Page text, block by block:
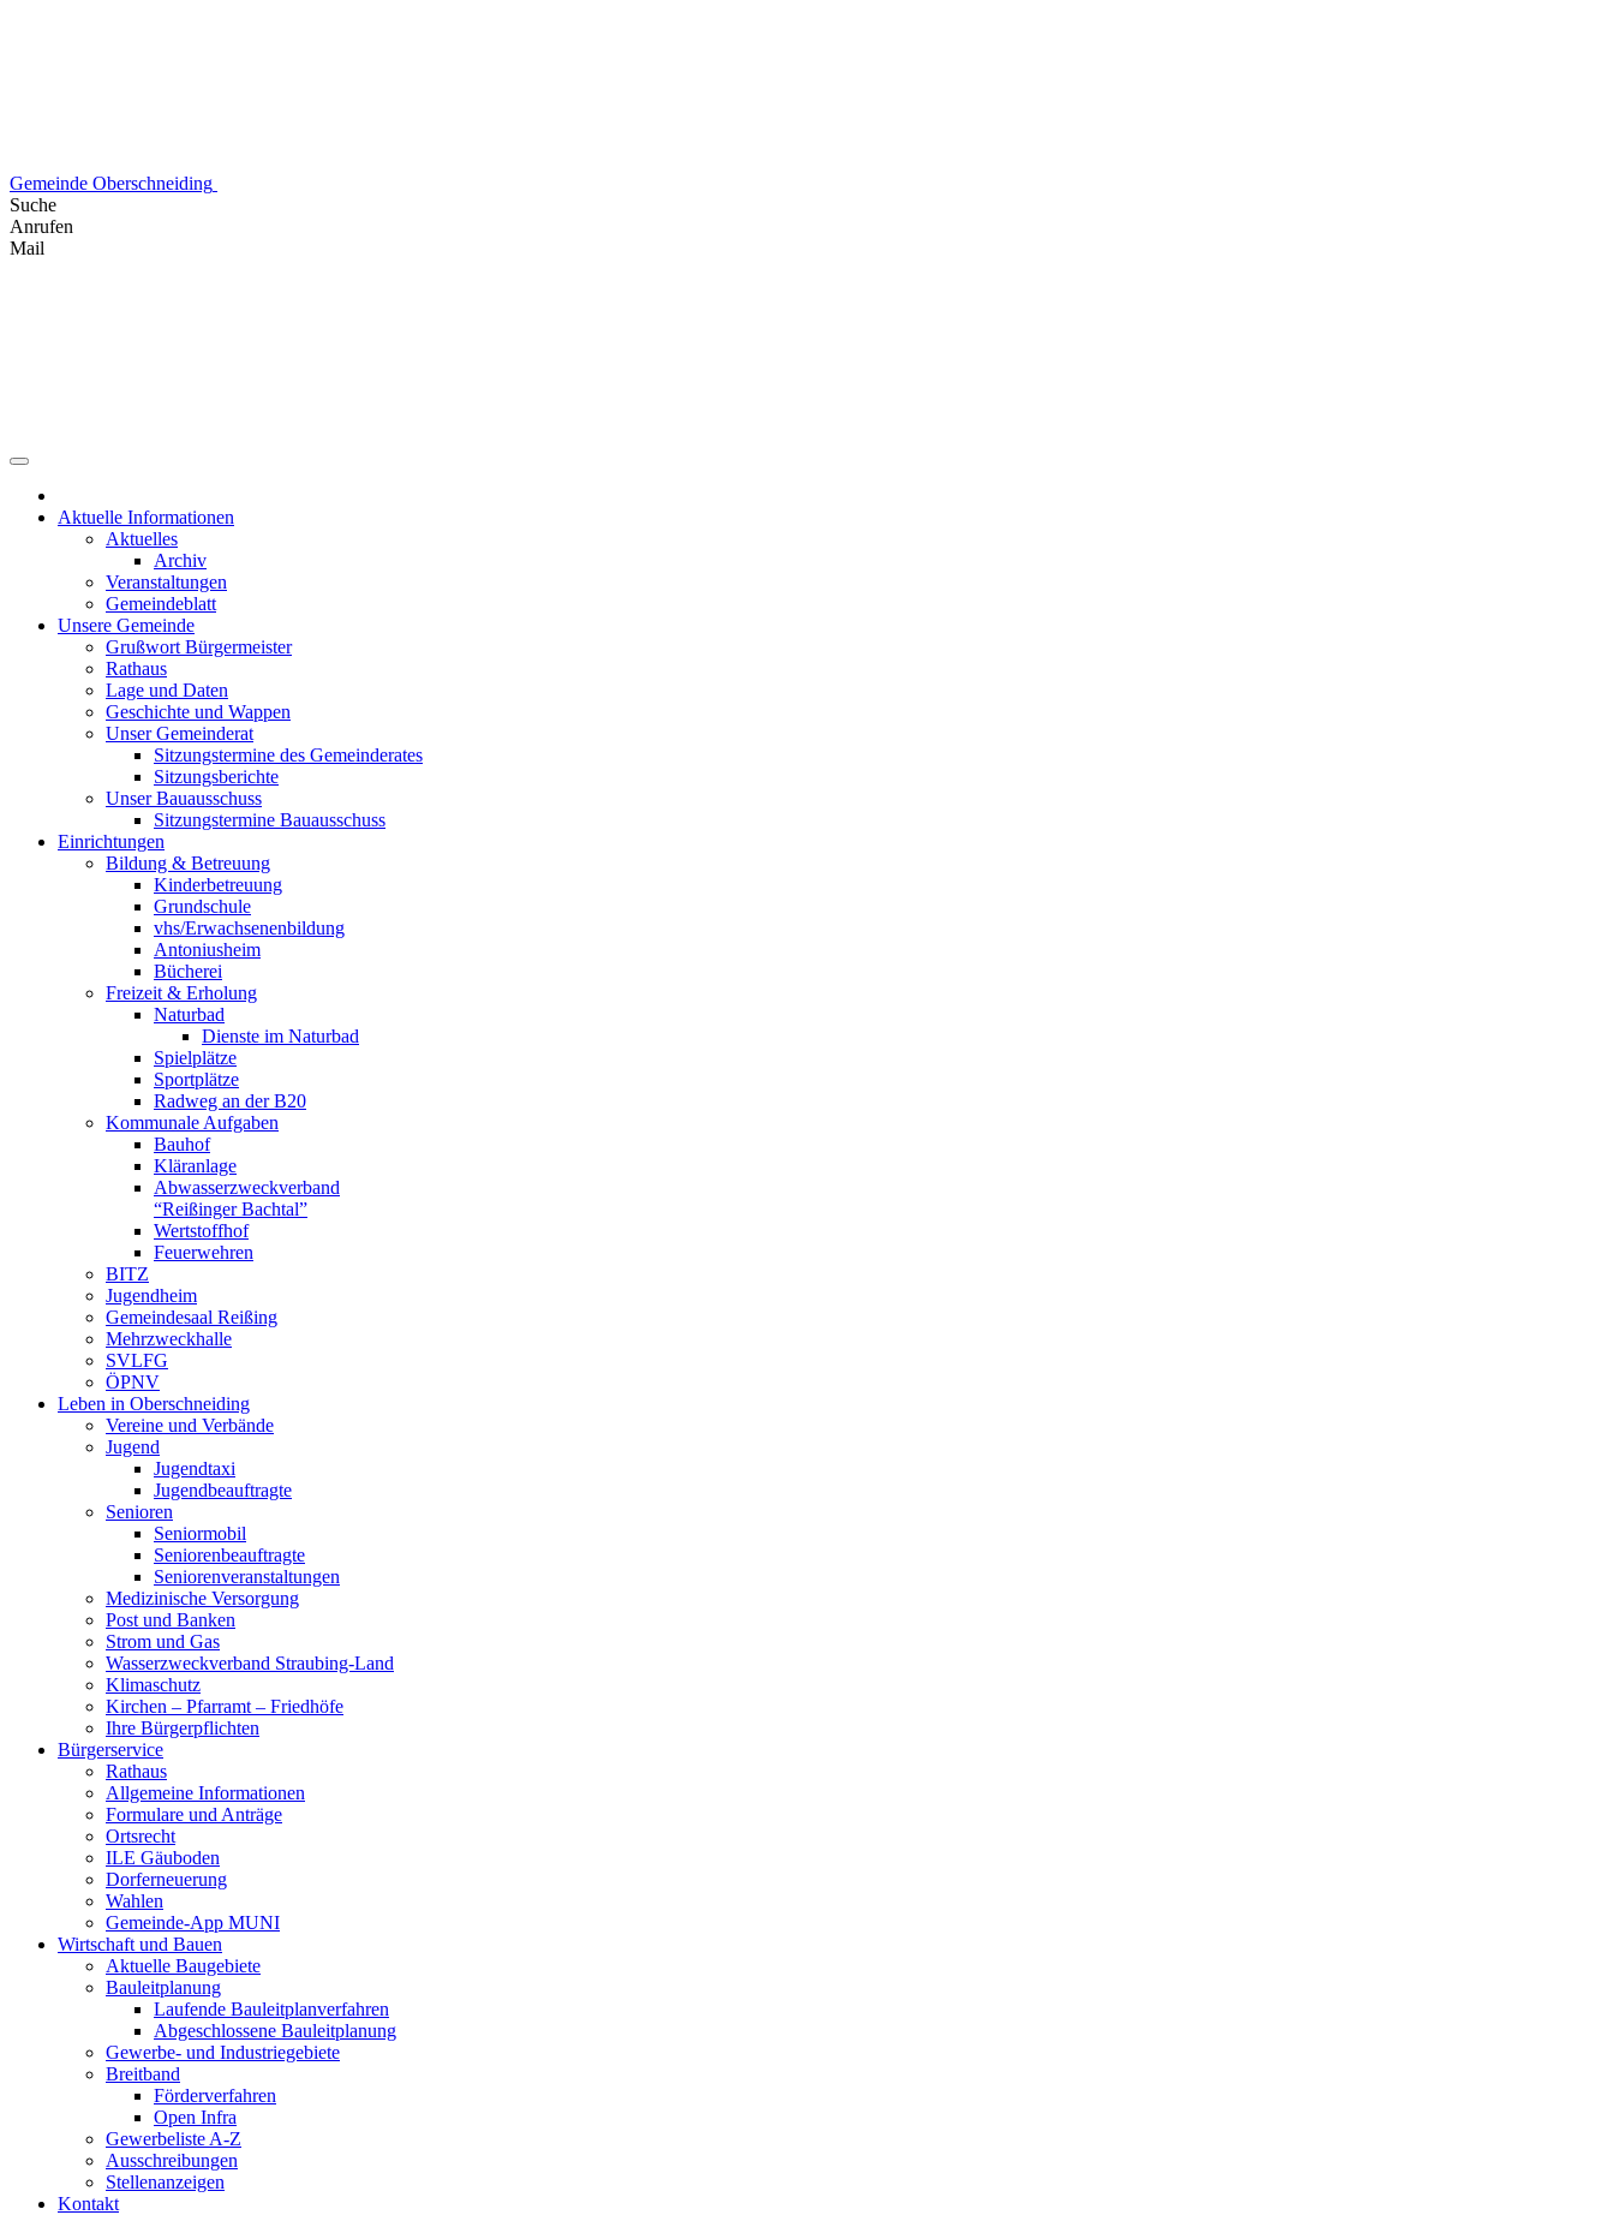
Gemeinde Oberschneiding
Suche
Anrufen
Mail
Aktuelle Informationen
Aktuelles
Archiv
Veranstaltungen
Gemeindeblatt
Unsere Gemeinde
Grußwort Bürgermeister
Rathaus
Lage und Daten
Geschichte und Wappen
Unser Gemeinderat
Sitzungstermine des Gemeinderates
Sitzungsberichte
Unser Bauausschuss
Sitzungstermine Bauausschuss
Einrichtungen
Bildung & Betreuung
Kinderbetreuung
Grundschule
vhs/Erwachsenenbildung
Antoniusheim
Bücherei
Freizeit & Erholung
Naturbad
Dienste im Naturbad
Spielplätze
Sportplätze
Radweg an der B20
Kommunale Aufgaben
Bauhof
Kläranlage
Abwasserzweckverband
“Reißinger Bachtal”
Wertstoffhof
Feuerwehren
BITZ
Jugendheim
Gemeindesaal Reißing
Mehrzweckhalle
SVLFG
ÖPNV
Leben in Oberschneiding
Vereine und Verbände
Jugend
Jugendtaxi
Jugendbeauftragte
Senioren
Seniormobil
Seniorenbeauftragte
Seniorenveranstaltungen
Medizinische Versorgung
Post und Banken
Strom und Gas
Wasserzweckverband Straubing-Land
Klimaschutz
Kirchen – Pfarramt – Friedhöfe
Ihre Bürgerpflichten
Bürgerservice
Rathaus
Allgemeine Informationen
Formulare und Anträge
Ortsrecht
ILE Gäuboden
Dorferneuerung
Wahlen
Gemeinde-App MUNI
Wirtschaft und Bauen
Aktuelle Baugebiete
Bauleitplanung
Laufende Bauleitplanverfahren
Abgeschlossene Bauleitplanung
Gewerbe- und Industriegebiete
Breitband
Förderverfahren
Open Infra
Gewerbeliste A-Z
Ausschreibungen
Stellenanzeigen
Kontakt